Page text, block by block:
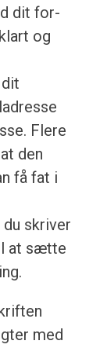
dit for-
og
Flere
den
få fat i
skriver
at sætte
med